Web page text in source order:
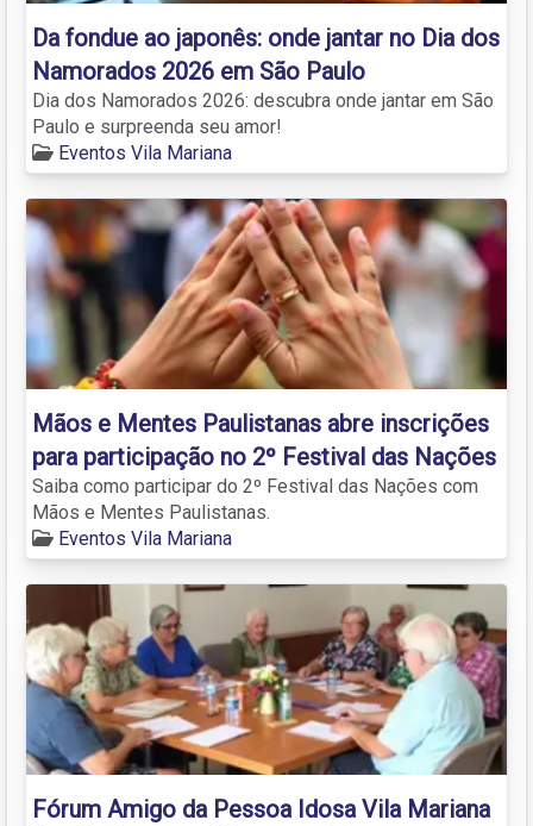
Da fondue ao japonês: onde jantar no Dia dos
Namorados 2026 em São Paulo
Dia dos Namorados 2026: descubra onde jantar em São
Paulo e surpreenda seu amor!
Eventos Vila Mariana
Mãos e Mentes Paulistanas abre inscrições
para participação no 2º Festival das Nações
Saiba como participar do 2º Festival das Nações com
Mãos e Mentes Paulistanas.
Eventos Vila Mariana
Fórum Amigo da Pessoa Idosa Vila Mariana